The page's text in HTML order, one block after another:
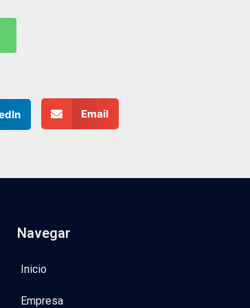
Email
Navegar
Inicio
Empresa